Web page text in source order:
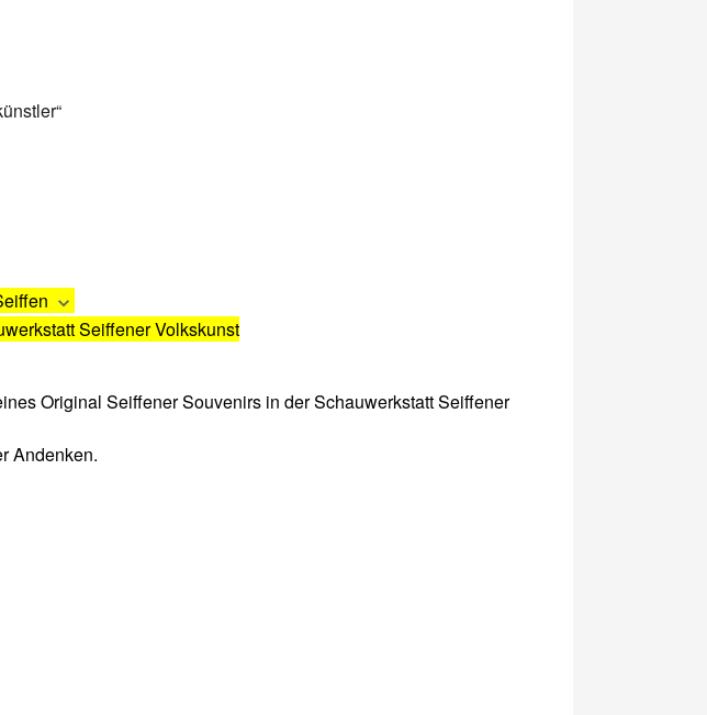
Seiffener Volkskunst
Original Seiffener Souvenirs in der Schauwerkstatt Seiffener
Andenken.